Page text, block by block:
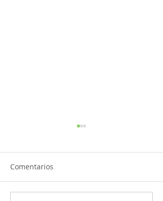
Comentarios